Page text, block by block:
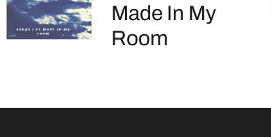
Made In My
Room